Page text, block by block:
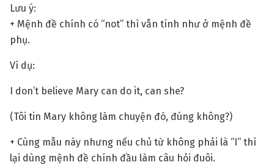
Lưu ý:
+ Mệnh đề chính có “not” thì vẫn tính như ở mệnh đề
phụ.
Ví dụ:
I don’t believe Mary can do it, can she?
(Tôi tin Mary không làm chuyện đó, đúng không?)
+ Cùng mẫu này nhưng nếu chủ từ không phải là “I” thì
lại dùng mệnh đề chính đầu làm câu hỏi đuôi.